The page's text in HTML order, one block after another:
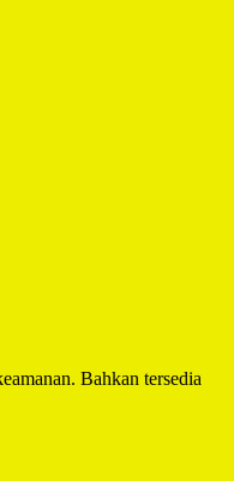
Bahkan tersedia